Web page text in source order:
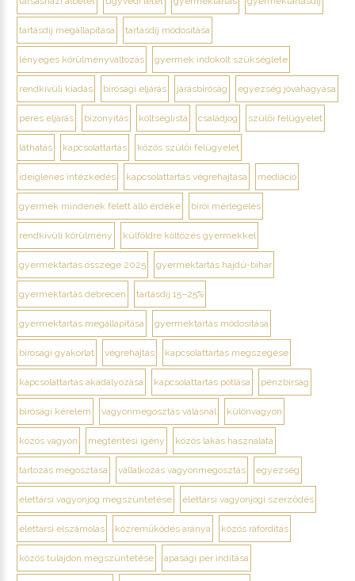
tartásdíj megállapítása tartásdíj módosítása
lényeges körülményváltozás gyermek indokolt szükséglete
rendkívüli kiadás bírósági eljárás járásbíróság egyezség jóváhagyása
peres eljárás bizonyítás költséglista családjog szülői felügyelet
láthatás kapcsolattartás közös szülői felügyelet
ideiglenes intézkedés kapcsolattartás végrehajtása mediáció
gyermek mindenek felett álló érdeke bírói mérlegelés
rendkívüli körülmény külföldre költözés gyermekkel
gyermektartás összege 2025 gyermektartás hajdú-bihar
gyermektartás debrecen tartásdíj 15–25%
gyermektartás megállapítása gyermektartás módosítása
bírósági gyakorlat végrehajtás kapcsolattartás megszegése
kapcsolattartás akadályozása kapcsolattartás pótlása pénzbírság
bírósági kérelem vagyonmegosztás válásnál különvagyon
közös vagyon megtérítési igény közös lakás használata
tartozás megosztása vállalkozás vagyonmegosztás egyezség
élettársi vagyonjog megszüntetése élettársi vagyonjogi szerződés
élettársi elszámolás közreműködés aránya közös ráfordítás
közös tulajdon megszüntetése apasági per indítása